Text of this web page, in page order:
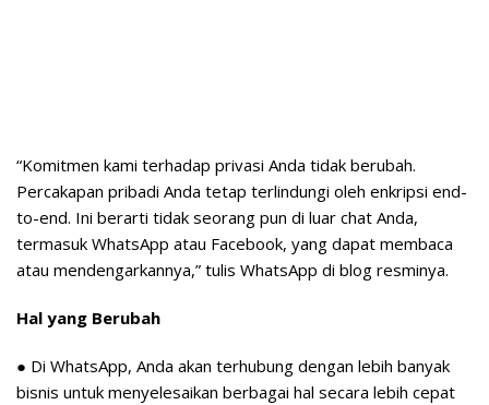
“Komitmen kami terhadap privasi Anda tidak berubah.
Percakapan pribadi Anda tetap terlindungi oleh enkripsi end-
to-end. Ini berarti tidak seorang pun di luar chat Anda,
termasuk WhatsApp atau Facebook, yang dapat membaca
atau mendengarkannya,” tulis WhatsApp di blog resminya.
Hal yang Berubah
● Di WhatsApp, Anda akan terhubung dengan lebih banyak
bisnis untuk menyelesaikan berbagai hal secara lebih cepat